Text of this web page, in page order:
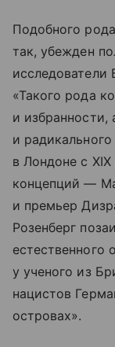
Подобного
так, убежден
«Такого рода
и
и
в Лондоне с
концепций —
и премьер
Розенберг
естественного
у ученого из
нацистов
островах».